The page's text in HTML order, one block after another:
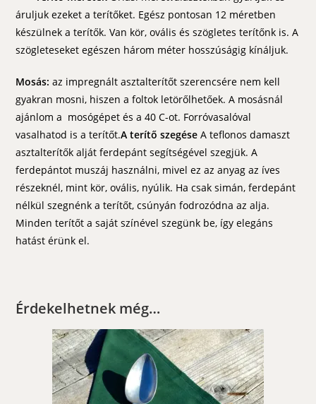
áruljuk ezeket a terítőket. Egész pontosan 12 méretben
készülnek a terítők. Van kör, ovális és szögletes terítőnk is. A
szögleteseket egészen három méter hosszúságig kínáljuk.
Mosás: az impregnált asztalterítőt szerencsére nem kell
gyakran mosni, hiszen a foltok letörőlhetőek. A mosásnál
ajánlom a mosógépet és a 40 C-ot. Forróvasalóval
vasalhatod is a terítőt.A terítő szegése A teflonos damaszt
asztalterítők alját ferdepánt segítségével szegjük. A
ferdepántot muszáj használni, mivel ez az anyag az íves
részeknél, mint kör, ovális, nyúlik. Ha csak simán, ferdepánt
nélkül szegnénk a terítőt, csúnyán fodrozódna az alja.
Minden terítőt a saját színével szegünk be, így elegáns
hatást érünk el.
Érdekelhetnek még…